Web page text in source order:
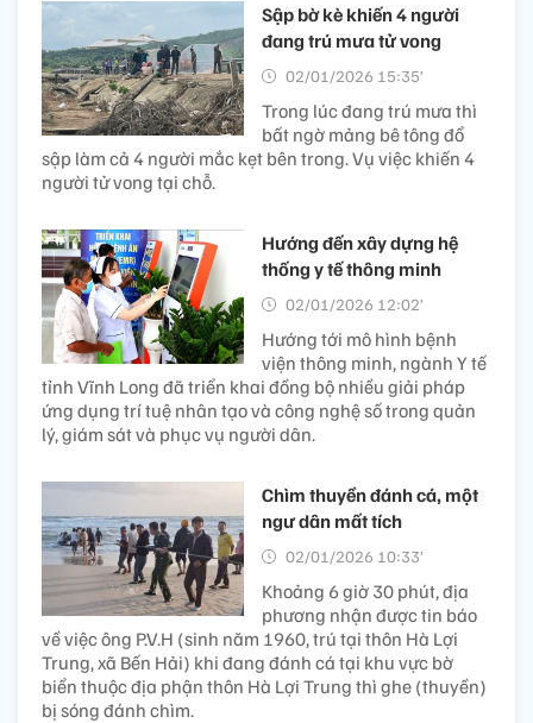
Sập bờ kè khiến 4 người
đang trú mưa tử vong
02/01/2026 15:35’
Trong lúc đang trú mưa thì
bất ngờ mảng bê tông đổ
sập làm cả 4 người mắc kẹt bên trong. Vụ việc khiến 4
người tử vong tại chỗ.
Hướng đến xây dựng hệ
thống y tế thông minh
02/01/2026 12:02’
Hướng tới mô hình bệnh
viện thông minh, ngành Y tế
tỉnh Vĩnh Long đã triển khai đồng bộ nhiều giải pháp
ứng dụng trí tuệ nhân tạo và công nghệ số trong quản
lý, giám sát và phục vụ người dân.
Chìm thuyền đánh cá, một
ngư dân mất tích
02/01/2026 10:33’
Khoảng 6 giờ 30 phút, địa
phương nhận được tin báo
về việc ông P.V.H (sinh năm 1960, trú tại thôn Hà Lợi
Trung, xã Bến Hải) khi đang đánh cá tại khu vực bờ
biển thuộc địa phận thôn Hà Lợi Trung thì ghe (thuyền)
bị sóng đánh chìm.